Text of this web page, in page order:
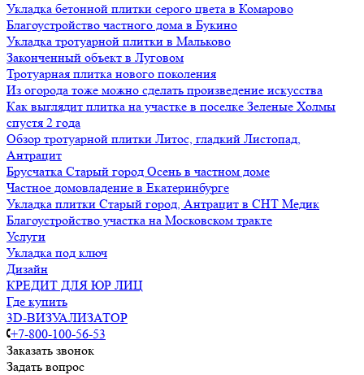
Укладка бетонной плитки серого цвета в Комарово
Благоустройство частного дома в Букино
Укладка тротуарной плитки в Мальково
Законченный объект в Луговом
Тротуарная плитка нового поколения
Из огорода тоже можно сделать произведение искусства
Как выглядит плитка на участке в поселке Зеленые Холмы
спустя 2 года
Обзор тротуарной плитки Литос, гладкий Листопад,
Антрацит
Брусчатка Старый город Осень в частном доме
Частное домовладение в Екатеринбурге
Укладка плитки Старый город, Антрацит в СНТ Медик
Благоустройство участка на Московском тракте
Услуги
Укладка под ключ
Дизайн
КРЕДИТ ДЛЯ ЮР ЛИЦ
Где купить
3D-ВИЗУАЛИЗАТОР
+7-800-100-56-53
Заказать звонок
Задать вопрос